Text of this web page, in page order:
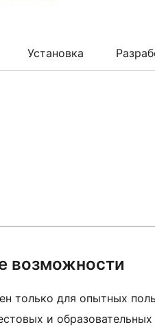
Установка
возможности
только для опытных
и образовательных